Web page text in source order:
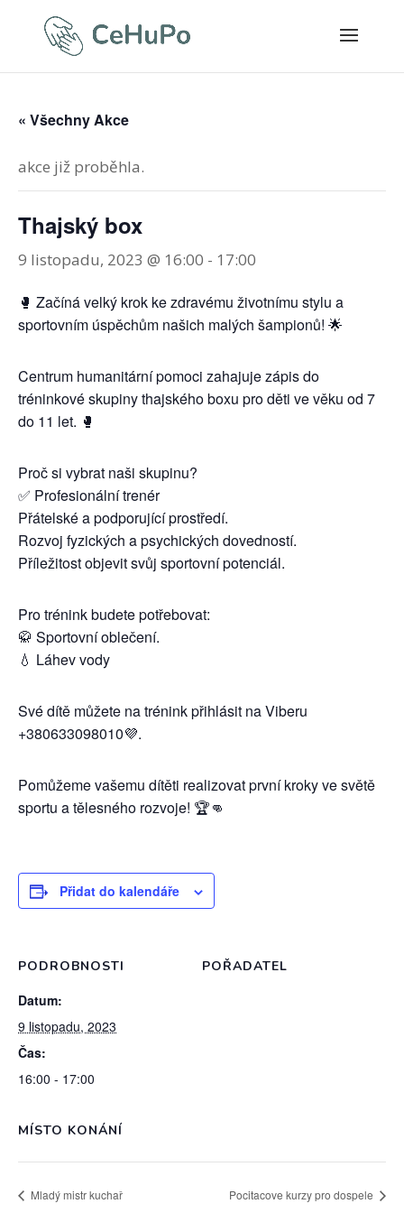
« Všechny Akce
akce již proběhla.
Thajský box
9 listopadu, 2023 @ 16:00 - 17:00
🥊 Začíná velký krok ke zdravému životnímu stylu a
sportovním úspěchům našich malých šampionů! 🌟
Centrum humanitární pomoci zahajuje zápis do
tréninkové skupiny thajského boxu pro děti ve věku od 7
do 11 let. 🥊
Proč si vybrat naši skupinu?
✅ Profesionální trenér
Přátelské a podporující prostředí.
Rozvoj fyzických a psychických dovedností.
Příležitost objevit svůj sportovní potenciál.
Pro trénink budete potřebovat:
🥋 Sportovní oblečení.
💧 Láhev vody
Své dítě můžete na trénink přihlásit na Viberu
+380633098010💜.
Pomůžeme vašemu dítěti realizovat první kroky ve světě
sportu a tělesného rozvoje! 🏆👊
Přidat do kalendáře
PODROBNOSTI
Datum:
9 listopadu, 2023
Čas:
16:00 - 17:00
POŘADATEL
MÍSTO KONÁNÍ
Mladý mistr kuchař Pocitacove kurzy pro dospele